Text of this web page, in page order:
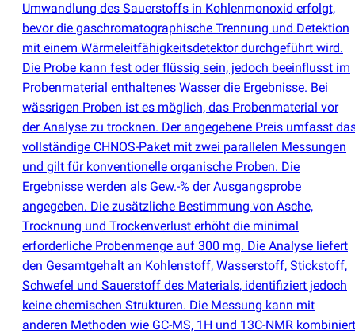
Umwandlung des Sauerstoffs in Kohlenmonoxid erfolgt,
bevor die gaschromatographische Trennung und Detektion
mit einem Wärmeleitfähigkeitsdetektor durchgeführt wird.
Die Probe kann fest oder flüssig sein, jedoch beeinflusst im
Probenmaterial enthaltenes Wasser die Ergebnisse. Bei
wässrigen Proben ist es möglich, das Probenmaterial vor
der Analyse zu trocknen. Der angegebene Preis umfasst
vollständige CHNOS-Paket mit zwei parallelen Messungen
und gilt für konventionelle organische Proben. Die
Ergebnisse werden als Gew.-% der Ausgangsprobe
angegeben. Die zusätzliche Bestimmung von Asche,
Trocknung und Trockenverlust erhöht die minimal
erforderliche Probenmenge auf 300 mg. Die Analyse liefert
den Gesamtgehalt an Kohlenstoff, Wasserstoff, Stickstoff,
Schwefel und Sauerstoff des Materials, identifiziert jedoch
keine chemischen Strukturen. Die Messung kann mit
anderen Methoden wie GC-MS, 1H und 13C-NMR kombiniert